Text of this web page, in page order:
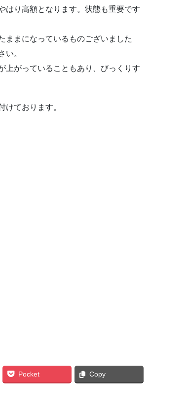
はり高額となります。状態も重要です
ままになっているものございました
い。
上がっていることもあり、びっくりす
けております。
Pocket Copy